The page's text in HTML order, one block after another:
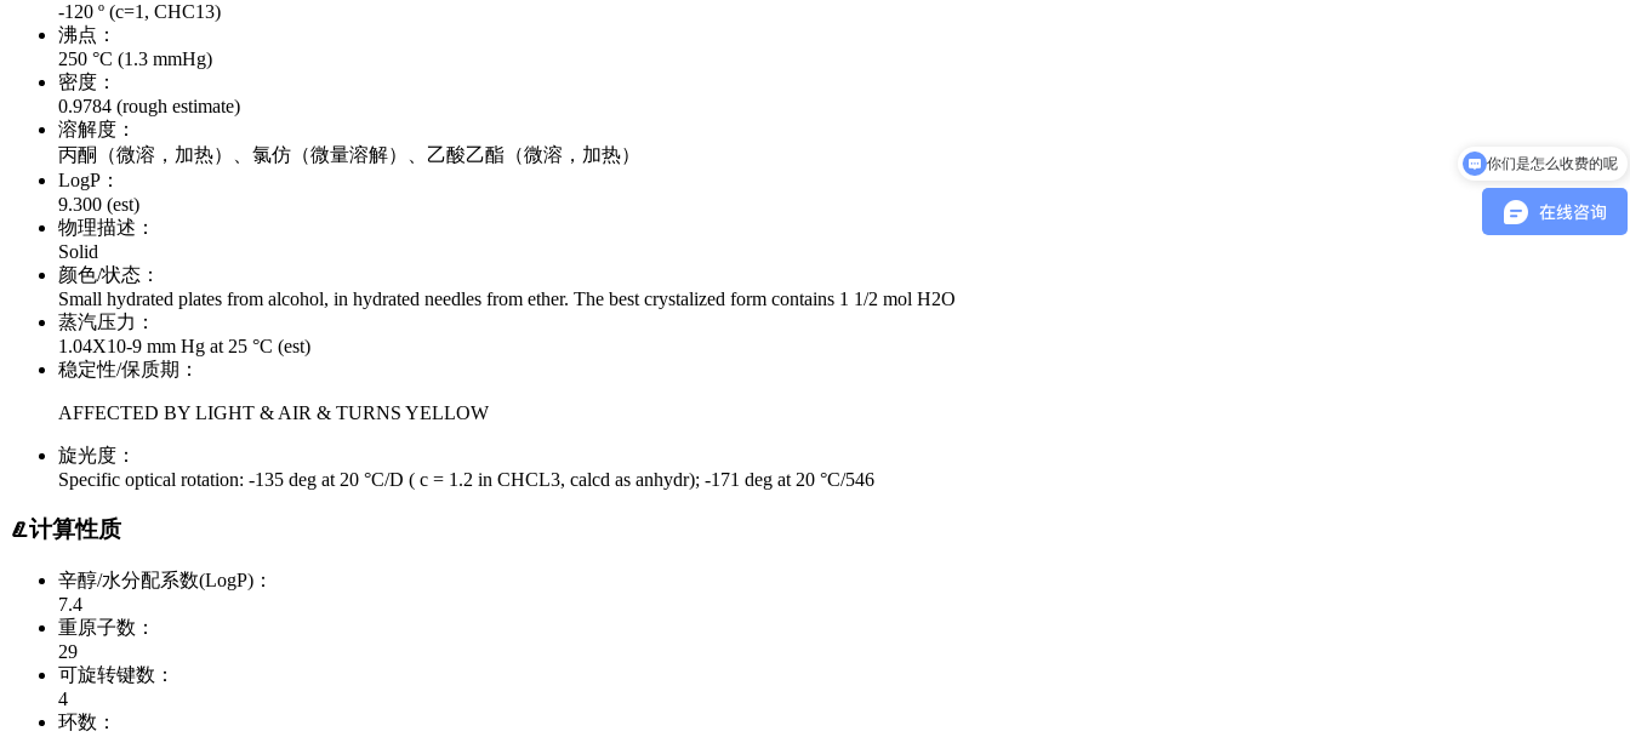
-120 º (c=1, CHC13)
沸点：
250 °C (1.3 mmHg)
密度：
0.9784 (rough estimate)
溶解度：
丙酮（微溶，加热）、氯仿（微量溶解）、乙酸乙酯（微溶，加热）
LogP：
9.300 (est)
物理描述：
Solid
颜色/状态：
Small hydrated plates from alcohol, in hydrated needles from ether. The best crystalized form contains 1 1/2 mol H2O
蒸汽压力：
1.04X10-9 mm Hg at 25 °C (est)
稳定性/保质期：
AFFECTED BY LIGHT & AIR & TURNS YELLOW
旋光度：
Specific optical rotation: -135 deg at 20 °C/D ( c = 1.2 in CHCL3, calcd as anhydr); -171 deg at 20 °C/546
计算性质
辛醇/水分配系数(LogP)：
7.4
重原子数：
29
可旋转键数：
4
环数：
可以开发票吗？